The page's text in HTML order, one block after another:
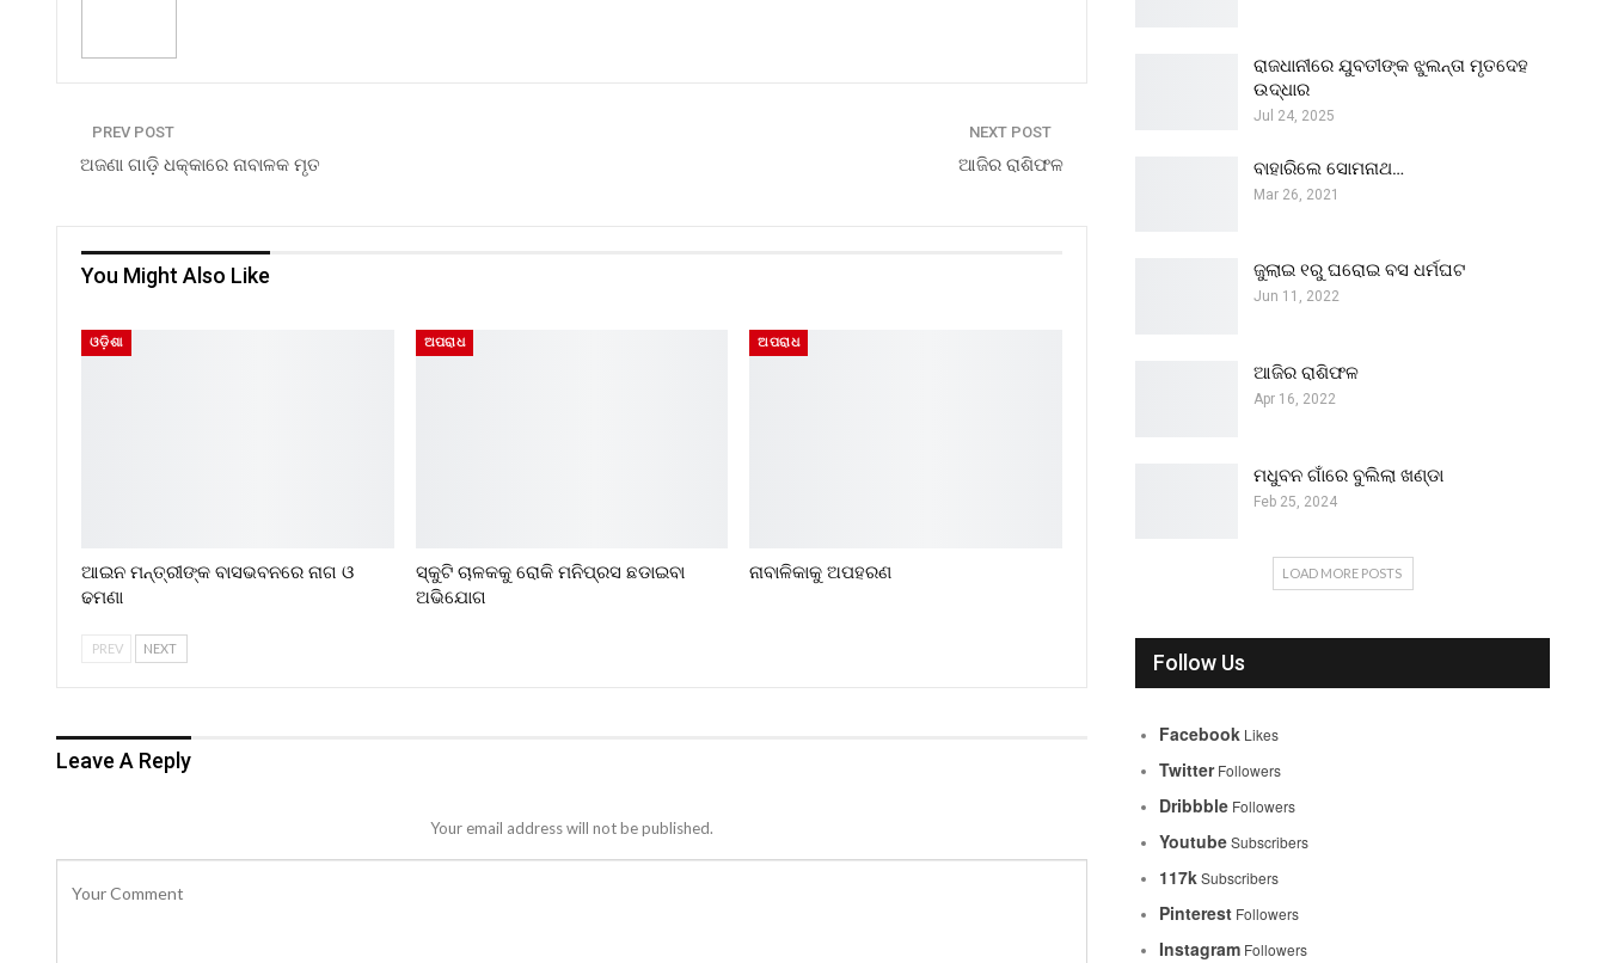
PREV POST
ଅଜଣା ଗାଡ଼ି ଧକ୍କାରେ ନାବାଳକ ମୃତ
NEXT POST
ଆଜିର ରାଶିଫଳ
You Might Also Like
ଓଡ଼ିଶା
ଆଇନ ମନ୍ତ୍ରୀଙ୍କ ବାସଭବନରେ ନାଗ ଓ
ଢମଣା
ଅପରାଧ
ସ୍କୁଟି ଚାଳକକୁ ରୋକି ମନିପ୍ରସ ଛଡାଇବା
ଅଭିଯୋଗ
ଅପରାଧ
ନାବାଳିକାକୁ ଅପହରଣ
PREV NEXT
Leave A Reply
Your email address will not be published.
ରାଜଧାନୀରେ ଯୁବତୀଙ୍କ ଝୁଲନ୍ତା ମୃତଦେହ
ଉଦ୍ଧାର
Jul 24, 2025
ବାହାରିଲେ ସୋମନାଥ…
Mar 26, 2021
ଜୁଲାଇ ୧ରୁ ଘରୋଇ ବସ ଧର୍ମଘଟ
Jun 11, 2022
ଆଜିର ରାଶିଫଳ
Apr 16, 2022
ମଧୁବନ ଗାଁରେ ବୁଲିଲା ଖଣ୍ଡା
Feb 25, 2024
LOAD MORE POSTS
Follow Us
Facebook Likes
Twitter Followers
Dribbble Followers
YoutubeSubscribers
117kSubscribers
Pinterest Followers
Instagram Followers